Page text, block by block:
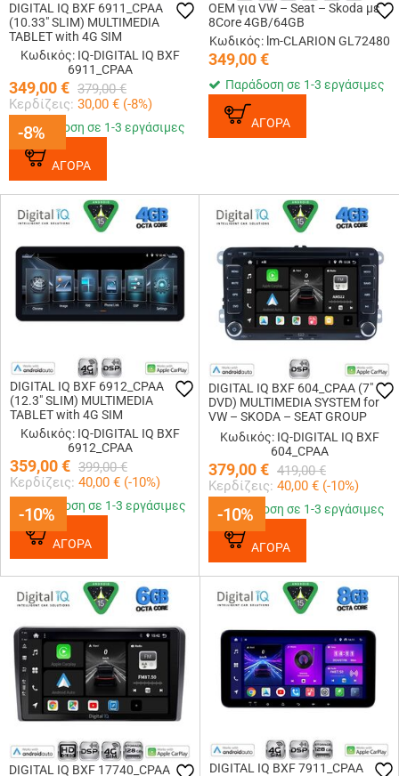
-8%
DIGITAL IQ BXF 6911_CPAA
(10.33" SLIM) MULTIMEDIA
TABLET with 4G SIM
Κωδικός: IQ-DIGITAL IQ BXF
6911_CPAA
349,00€ 379,00 €
Κερδίζεις: 30,00 € (-8%)
-8%
Παράδοση σε 1-3 εργάσιμες
ΑΓΟΡΑ
OEM για VW – Seat – Skoda με
8Core 4GB/64GB
Κωδικός: lm-CLARION GL72480
349,00€
Παράδοση σε 1-3 εργάσιμες
ΑΓΟΡΑ
-10%
DIGITAL IQ BXF 6912_CPAA
(12.3" SLIM) MULTIMEDIA
TABLET with 4G SIM
Κωδικός: IQ-DIGITAL IQ BXF
6912_CPAA
359,00€ 399,00 €
Κερδίζεις: 40,00 € (-10%)
-10%
Παράδοση σε 1-3 εργάσιμες
ΑΓΟΡΑ
-10%
DIGITAL IQ BXF 604_CPAA (7"
DVD) MULTIMEDIA SYSTEM for
VW – SKODA – SEAT GROUP
mod. 2004-2018
Κωδικός: IQ-DIGITAL IQ BXF
604_CPAA
379,00€ 419,00 €
Κερδίζεις: 40,00 € (-10%)
-10%
Παράδοση σε 1-3 εργάσιμες
ΑΓΟΡΑ
DIGITAL IQ BXF 17740_CPAA
DIGITAL IQ BXF 7911_CPAA